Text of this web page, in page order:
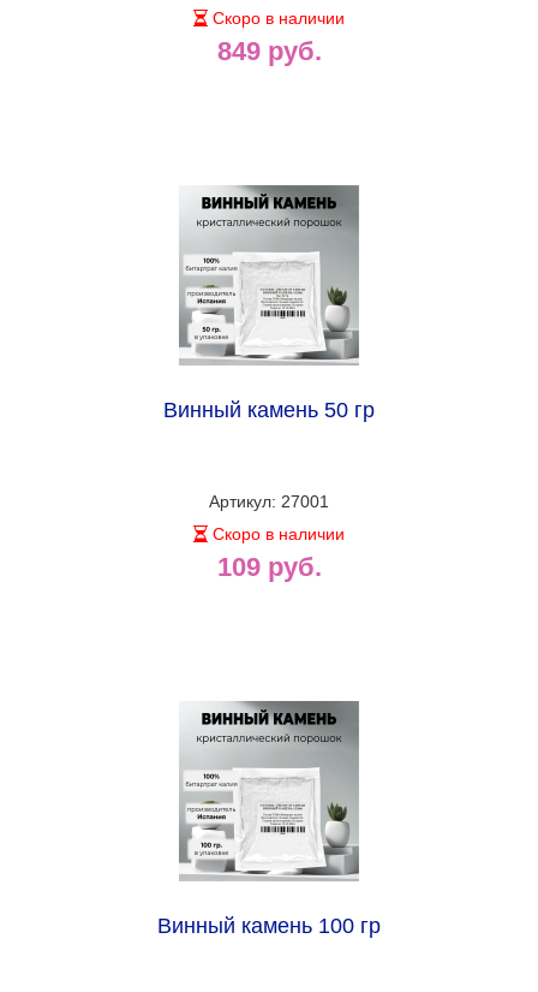
Скоро в наличии
849 руб.
Винный камень 50 гр
Артикул: 27001
Скоро в наличии
109 руб.
Винный камень 100 гр